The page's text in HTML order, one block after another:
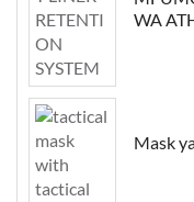
WA
Mask